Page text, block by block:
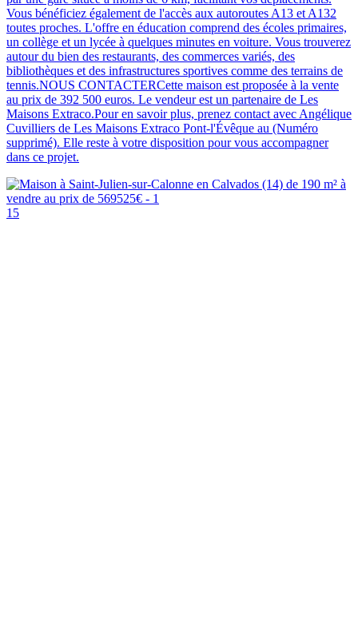
Vous bénéficiez également de l'accès aux autoroutes A13 et A132
toutes proches. L'offre en éducation comprend des écoles primaires,
un collège et un lycée à quelques minutes en voiture. Vous trouverez
autour du bien des restaurants, des commerces variés, des
bibliothèques et des infrastructures sportives comme des terrains de
tennis.NOUS CONTACTERCette maison est proposée à la vente
au prix de 392 500 euros. Le vendeur est un partenaire de Les
Maisons Extraco.Pour en savoir plus, prenez contact avec Angélique
Cuvilliers de Les Maisons Extraco Pont-l'Évêque au (Numéro
supprimé). Elle reste à votre disposition pour vous accompagner
dans ce projet.
15